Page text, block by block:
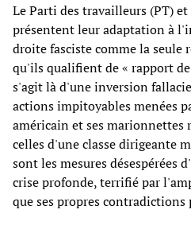
Le Parti des travailleurs (PT)
présentent leur adaptation à
droite fasciste comme la seule
qu'ils qualifient de « rapport
s'agit là d'une inversion
actions impitoyables menées
américain et ses marionnettes
celles d'une classe dirigeante
sont les mesures désespérées
crise profonde, terrifié par
que ses propres